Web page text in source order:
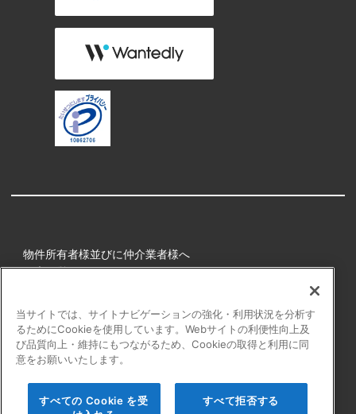
物件所有者様並びに仲介業者様へ
健康経営
プライバシーポリシー
障害者の表記について
よくある質問
当サイトでは、サイトナビゲーションの強化・利用状況を分析す
るためにCookieを使用しています。Webサイトの利便性向上及
び品質向上・維持にもつながるため、Cookieの取得と利用に同
意をお願いいたします。
すべての Cookie を受
すべて拒否する